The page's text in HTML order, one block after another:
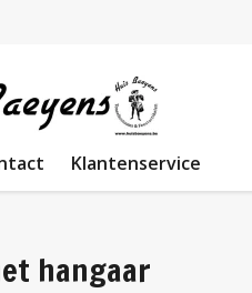
Klantenservice
hangaar